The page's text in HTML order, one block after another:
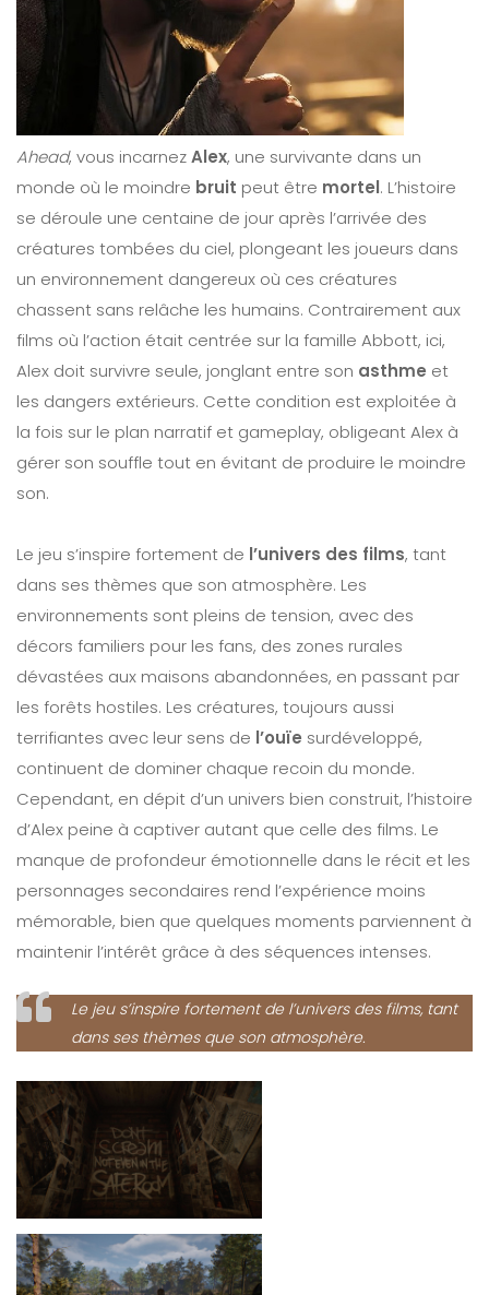
Ahead, vous incarnezAlex, une survivante dans un
monde où le moindre bruit peut être mortel. L’histoire
se déroule une centaine de jour après l’arrivée des
créatures tombées du ciel, plongeant les joueurs dans
un environnement dangereux où ces créatures
chassent sans relâche les humains. Contrairement aux
films où l’action était centrée sur la famille Abbott, ici,
Alex doit survivre seule, jonglant entre son asthme et
les dangers extérieurs. Cette condition est exploitée à
la fois sur le plan narratif et gameplay, obligeant Alex à
gérer son souffle tout en évitant de produire le moindre
son.
Le jeu s’inspire fortement de l’univers des films, tant
dans ses thèmes que son atmosphère. Les
environnements sont pleins de tension, avec des
décors familiers pour les fans, des zones rurales
dévastées aux maisons abandonnées, en passant par
les forêts hostiles. Les créatures, toujours aussi
terrifiantes avec leur sens de l’ouïe surdéveloppé,
continuent de dominer chaque recoin du monde.
Cependant, en dépit d’un univers bien construit, l’histoire
d’Alex peine à captiver autant que celle des films. Le
manque de profondeur émotionnelle dans le récit et les
personnages secondaires rend l’expérience moins
mémorable, bien que quelques moments parviennent à
maintenir l’intérêt grâce à des séquences intenses.
Le jeu s’inspire fortement de l’univers des films, tant
dans ses thèmes que son atmosphère.